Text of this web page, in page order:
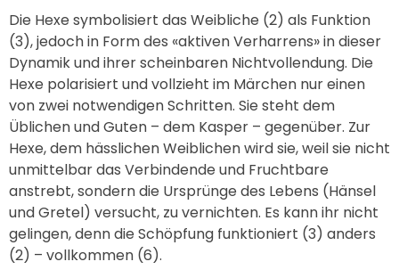
Die Hexe symbolisiert das Weibliche (2) als Funktion
(3), jedoch in Form des «aktiven Verharrens» in dieser
Dynamik und ihrer scheinbaren Nichtvollendung. Die
Hexe polarisiert und vollzieht im Märchen nur einen
von zwei notwendigen Schritten. Sie steht dem
Üblichen und Guten – dem Kasper – gegenüber. Zur
Hexe, dem hässlichen Weiblichen wird sie, weil sie nicht
unmittelbar das Verbindende und Fruchtbare
anstrebt, sondern die Ursprünge des Lebens (Hänsel
und Gretel) versucht, zu vernichten. Es kann ihr nicht
gelingen, denn die Schöpfung funktioniert (3) anders
(2) – vollkommen (6).